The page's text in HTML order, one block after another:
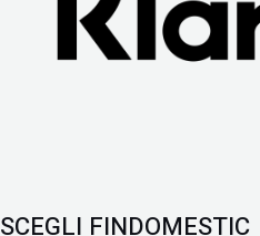
SCEGLI FINDOMESTIC